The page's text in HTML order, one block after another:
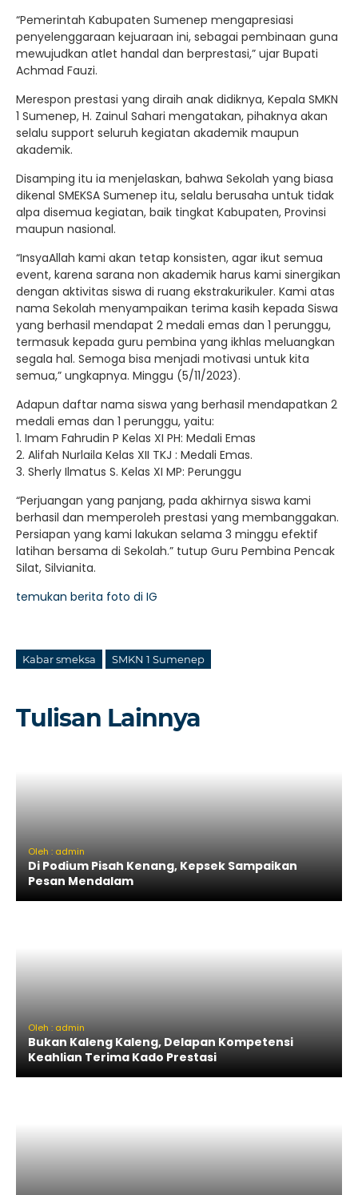
“Pemerintah Kabupaten Sumenep mengapresiasi
penyelenggaraan kejuaraan ini, sebagai pembinaan guna
mewujudkan atlet handal dan berprestasi,” ujar Bupati
Achmad Fauzi.
Merespon prestasi yang diraih anak didiknya, Kepala SMKN
1 Sumenep, H. Zainul Sahari mengatakan, pihaknya akan
selalu support seluruh kegiatan akademik maupun
akademik.
Disamping itu ia menjelaskan, bahwa Sekolah yang biasa
dikenal SMEKSA Sumenep itu, selalu berusaha untuk tidak
alpa disemua kegiatan, baik tingkat Kabupaten, Provinsi
maupun nasional.
“InsyaAllah kami akan tetap konsisten, agar ikut semua
event, karena sarana non akademik harus kami sinergikan
dengan aktivitas siswa di ruang ekstrakurikuler. Kami atas
nama Sekolah menyampaikan terima kasih kepada Siswa
yang berhasil mendapat 2 medali emas dan 1 perunggu,
termasuk kepada guru pembina yang ikhlas meluangkan
segala hal. Semoga bisa menjadi motivasi untuk kita
semua,” ungkapnya. Minggu (5/11/2023).
Adapun daftar nama siswa yang berhasil mendapatkan 2
medali emas dan 1 perunggu, yaitu:
1. Imam Fahrudin P Kelas XI PH: Medali Emas
2. Alifah Nurlaila Kelas XII TKJ : Medali Emas.
3. Sherly Ilmatus S. Kelas XI MP: Perunggu
“Perjuangan yang panjang, pada akhirnya siswa kami
berhasil dan memperoleh prestasi yang membanggakan.
Persiapan yang kami lakukan selama 3 minggu efektif
latihan bersama di Sekolah.” tutup Guru Pembina Pencak
Silat, Silvianita.
temukan berita foto di IG
Kabar smeksa SMKN 1 Sumenep
Tulisan Lainnya
Oleh : admin
Di Podium Pisah Kenang, Kepsek Sampaikan
Pesan Mendalam
Oleh : admin
Bukan Kaleng Kaleng, Delapan Kompetensi
Keahlian Terima Kado Prestasi